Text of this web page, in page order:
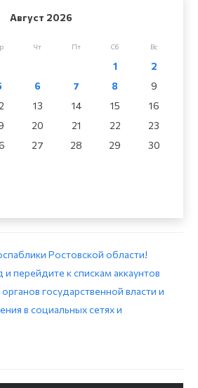
Август 2026
Чт Пт Сб Вс
1
2
6 7 8
9
13 14 15
16
20 21 22
23
27 28 29
30
Ростовской области!
перейдите к спискам аккаунтов
государственной власти и
в социальных сетях и